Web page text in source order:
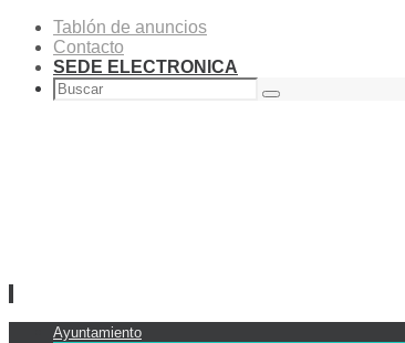
Tablón de anuncios
Contacto
SEDE ELECTRONICA
Buscar
por:
Buscar
Ayuntamiento